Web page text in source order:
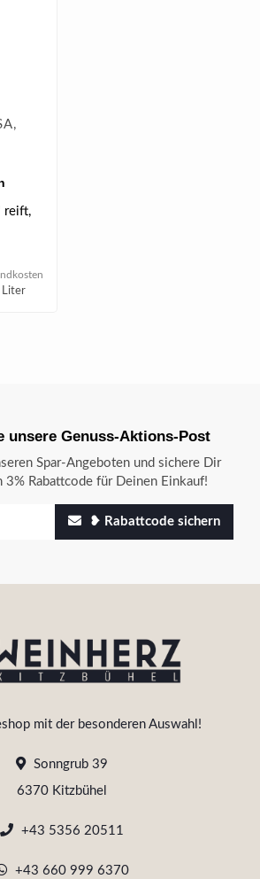
reift,
Liter
unsere Genuss-Aktions-Post
Spar-Angeboten und sichere Dir
3% Rabattcode für Deinen Einkauf!
❥ Rabattcode sichern
mit der besonderen Auswahl!
Sonngrub 39
6370 Kitzbühel
+43 5356 20511
+43 660 999 6370